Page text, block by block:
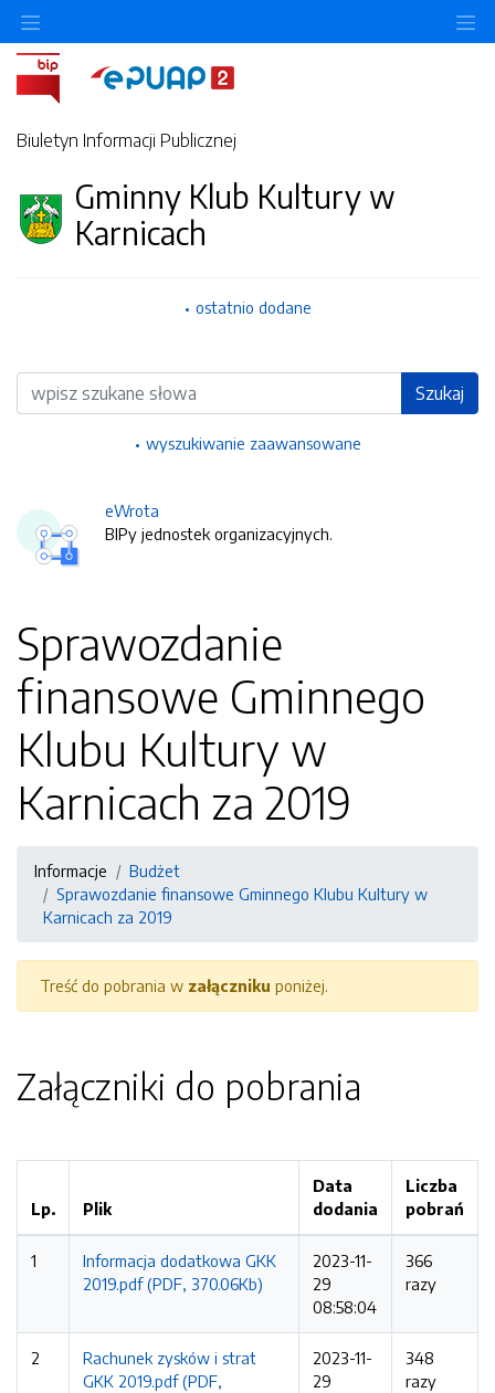
Biuletyn Informacji Publicznej
Gminny Klub Kultury w
Karnicach
ostatnio dodane
Wyszukiwarka Szukaj
wyszukiwanie zaawansowane
eWrota
BIPy jednostek organizacyjnych.
Sprawozdanie
finansowe Gminnego
Klubu Kultury w
Karnicach za 2019
Informacje
Budżet
Sprawozdanie finansowe Gminnego Klubu Kultury w
Karnicach za 2019
Treść do pobrania w załączniku poniżej.
Załączniki do pobrania
Lp. Plik
Data
dodania
Liczba
pobrań
1
Informacja dodatkowa GKK
2019.pdf (PDF, 370.06Kb)
2023-11-
29
08:58:04
366
razy
2
Rachunek zysków i strat
GKK 2019.pdf (PDF,
2023-11-
29
348
razy